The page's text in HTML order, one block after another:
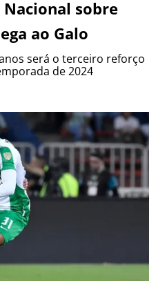
sobre
ao Galo
será o terceiro reforço
de 2024